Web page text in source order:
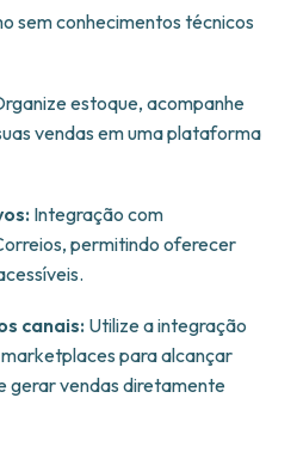
sem conhecimentos técnicos
estoque, acompanhe
vendas em uma plataforma
Integração com
permitindo oferecer
canais: Utilize a integração
para alcançar
gerar vendas diretamente